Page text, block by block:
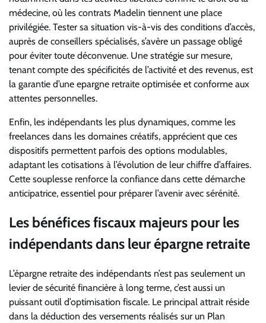
médecine, où les contrats Madelin tiennent une place
privilégiée. Tester sa situation vis-à-vis des conditions d’accès,
auprès de conseillers spécialisés, s’avère un passage obligé
pour éviter toute déconvenue. Une stratégie sur mesure,
tenant compte des spécificités de l’activité et des revenus, est
la garantie d’une epargne retraite optimisée et conforme aux
attentes personnelles.
Enfin, les indépendants les plus dynamiques, comme les
freelances dans les domaines créatifs, apprécient que ces
dispositifs permettent parfois des options modulables,
adaptant les cotisations à l’évolution de leur chiffre d’affaires.
Cette souplesse renforce la confiance dans cette démarche
anticipatrice, essentiel pour préparer l’avenir avec sérénité.
Les bénéfices fiscaux majeurs pour les
indépendants dans leur épargne retraite
L’épargne retraite des indépendants n’est pas seulement un
levier de sécurité financière à long terme, c’est aussi un
puissant outil d’optimisation fiscale. Le principal attrait réside
dans la déduction des versements réalisés sur un Plan